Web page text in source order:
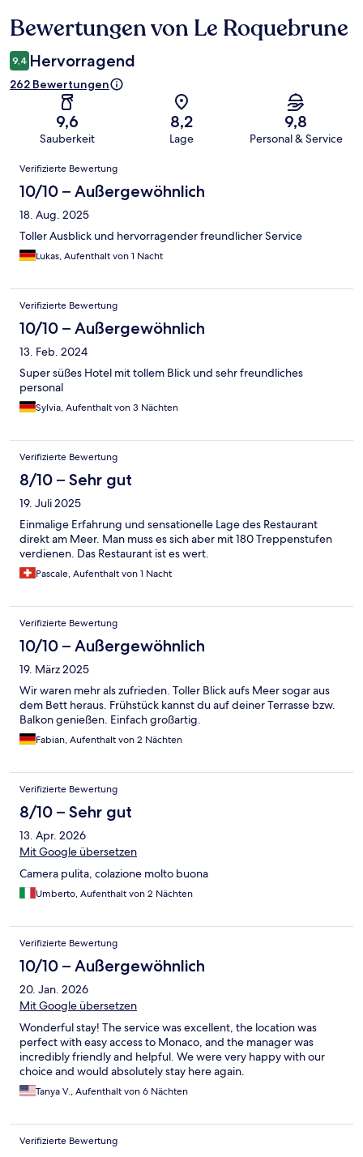
Bewertungen
Bewertungen von Le Roquebrune
9,4 Hervorragend
262 Bewertungen
9,6
Sauberkeit
8,2
Lage
9,8
Personal & Service
Bewertungen
Verifizierte Bewertung
10/10 – Außergewöhnlich
18. Aug. 2025
Toller Ausblick und hervorragender freundlicher Service
Lukas, Aufenthalt von 1 Nacht
Verifizierte Bewertung
10/10 – Außergewöhnlich
13. Feb. 2024
Super süßes Hotel mit tollem Blick und sehr freundliches
personal
Sylvia, Aufenthalt von 3 Nächten
Verifizierte Bewertung
8/10 – Sehr gut
19. Juli 2025
Einmalige Erfahrung und sensationelle Lage des Restaurant
direkt am Meer. Man muss es sich aber mit 180 Treppenstufen
verdienen. Das Restaurant ist es wert.
Pascale, Aufenthalt von 1 Nacht
Verifizierte Bewertung
10/10 – Außergewöhnlich
19. März 2025
Wir waren mehr als zufrieden. Toller Blick aufs Meer sogar aus
dem Bett heraus. Frühstück kannst du auf deiner Terrasse bzw.
Balkon genießen. Einfach großartig.
Fabian, Aufenthalt von 2 Nächten
Verifizierte Bewertung
8/10 – Sehr gut
13. Apr. 2026
Mit Google übersetzen
Camera pulita, colazione molto buona
Umberto, Aufenthalt von 2 Nächten
Verifizierte Bewertung
10/10 – Außergewöhnlich
20. Jan. 2026
Mit Google übersetzen
Wonderful stay! The service was excellent, the location was
perfect with easy access to Monaco, and the manager was
incredibly friendly and helpful. We were very happy with our
choice and would absolutely stay here again.
Tanya V., Aufenthalt von 6 Nächten
Verifizierte Bewertung